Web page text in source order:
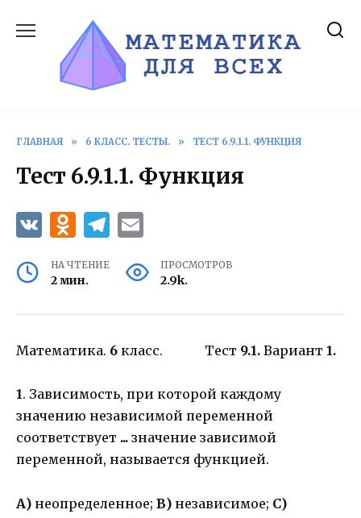
содержанию
ГЛАВНАЯ » 6 КЛАСС. ТЕСТЫ. » ТЕСТ 6.9.1.1. ФУНКЦИЯ
Тест 6.9.1.1. Функция
НА ЧТЕНИЕ
2 мин.
ПРОСМОТРОВ
2.9k.
Математика. 6 класс. Тест 9.1. Вариант 1.
1. Зависимость, при которой каждому
значению независимой переменной
соответствует ... значение зависимой
переменной, называется функцией.
А) неопределенное; В) независимое; С)